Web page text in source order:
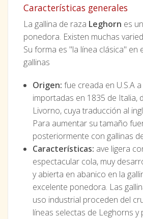
Características generales
La gallina de raza Leghorn es
ponedora. Existen muchas
Su forma es "la línea clásica" en
gallinas
Origen: fue creada en U.S.A
importadas en 1835 de Italia,
Livorno, cuya traducción al
Para aumentar su tamaño
posteriormente con gallinas
Características: ave ligera
espectacular cola, muy
y abierta en abanico en la
excelente ponedora. Las
uso industrial proceden del
líneas selectas de Leghorns